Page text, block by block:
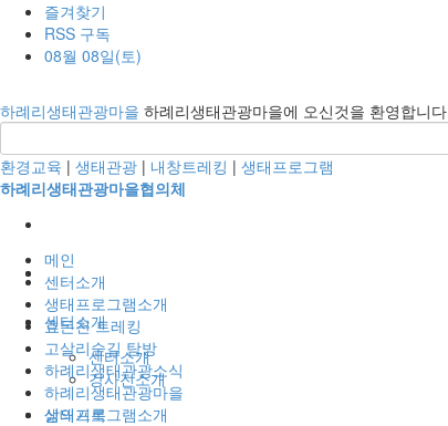
즐겨찾기
RSS 구독
08월 08일(토)
하례리생태관광마을 하례리생태관광마을에 오신것을 환영합니다
환경교육 | 생태관광 | 내창트레킹 | 생태프로그램
하례리생태관광마을협의체
센터소개
센터소개
강사진소개
생태프로그램소개
메인
센터소개
생태프로그램소개
효돈천 트레킹
고살리숲길 탐방
하례리생태관광소식
하례리생태관광마을
삶의기록